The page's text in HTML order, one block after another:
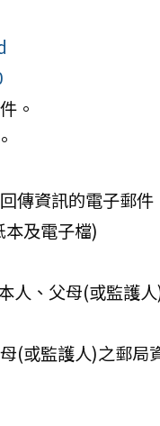
。
傳資訊的電子郵件
及電子檔)
、父母(或監護人)
(或監護人)之郵局